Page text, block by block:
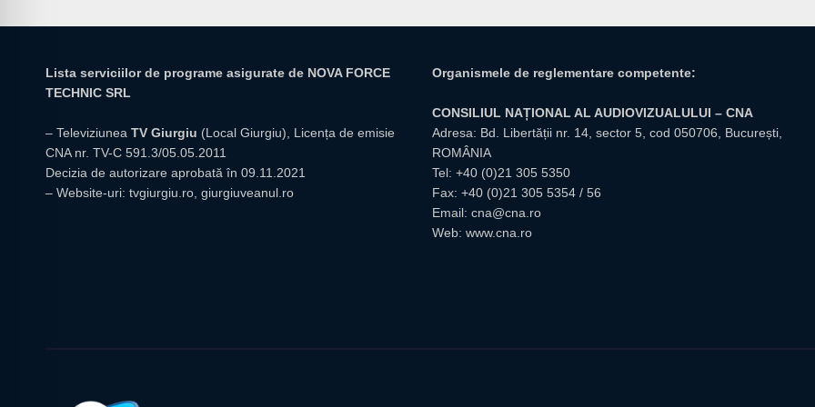
Lista serviciilor de programe asigurate de NOVA FORCE
TECHNIC SRL
– Televiziunea TV Giurgiu (Local Giurgiu), Licența de emisie
CNA nr. TV-C 591.3/05.05.2011
Decizia de autorizare aprobată în 09.11.2021
– Website-uri: tvgiurgiu.ro giurgiuveanul.ro
Organismele de reglementare competente:
CONSILIUL NAȚIONAL AL AUDIOVIZUALULUI – CNA
Adresa: Bd. Libertății nr. 14, sector 5, cod 050706, București,
ROMÂNIA
Tel: +40 (0)21 305 5350
Fax: +40 (0)21 305 5354 / 56
Email: cna@cna.ro
Web: www.cna.ro